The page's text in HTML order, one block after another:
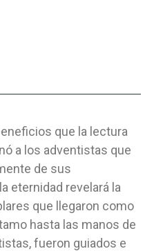
que la lectura
a los adventistas que
de sus
eternidad revelará la
que llegaron como
hasta las manos de
fueron guiados e